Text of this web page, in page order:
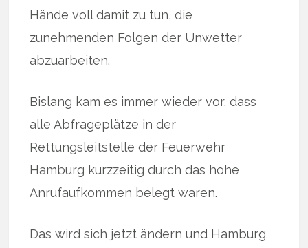
Hände voll damit zu tun, die
zunehmenden Folgen der Unwetter
abzuarbeiten.
Bislang kam es immer wieder vor, dass
alle Abfrageplätze in der
Rettungsleitstelle der Feuerwehr
Hamburg kurzzeitig durch das hohe
Anrufaufkommen belegt waren.
Das wird sich jetzt ändern und Hamburg